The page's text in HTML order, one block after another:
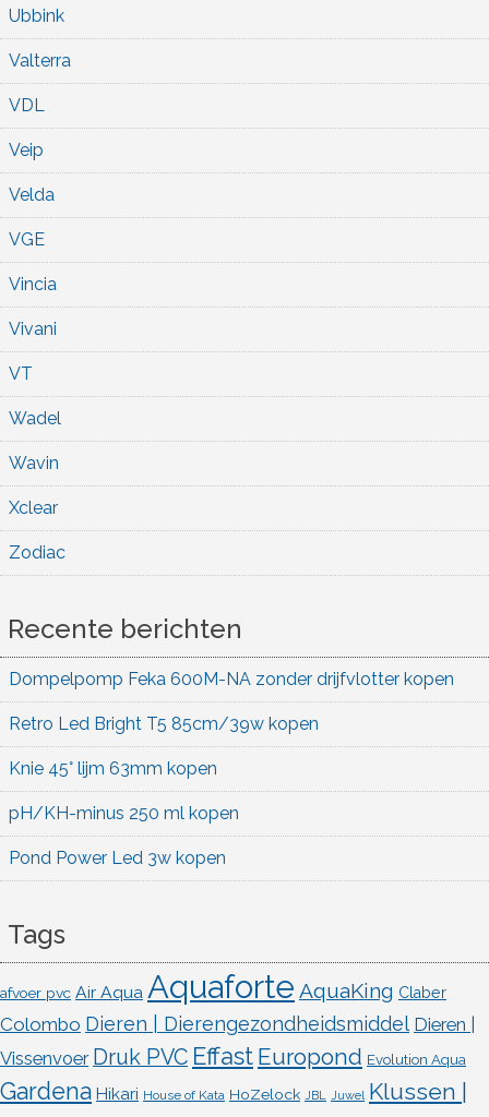
Ubbink
Valterra
VDL
Veip
Velda
VGE
Vincia
Vivani
VT
Wadel
Wavin
Xclear
Zodiac
Recente berichten
Dompelpomp Feka 600M-NA zonder drijfvlotter kopen
Retro Led Bright T5 85cm/39w kopen
Knie 45° lijm 63mm kopen
pH/KH-minus 250 ml kopen
Pond Power Led 3w kopen
Tags
afvoer pvc Air Aqua Aquaforte AquaKing Claber
Colombo Dieren | Dierengezondheidsmiddel Dieren |
Vissenvoer Druk PVC Effast Europond Evolution Aqua
Gardena Hikari House of Kata HoZelock JBL Juwel Klussen |